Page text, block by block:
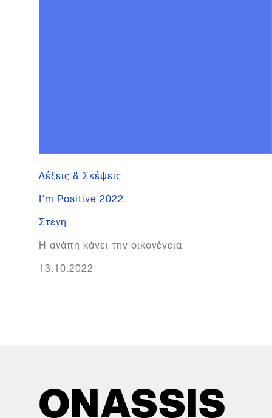
Λέξεις & Σκέψεις
I'm Positive 2022
Στέγη
Η αγάπη κάνει την οικογένεια
13.10.2022